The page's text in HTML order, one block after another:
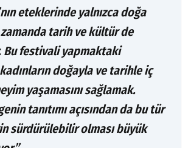
eteklerinde yalnızca doğa
zamanda tarih ve kültür de
Bu festivali yapmaktaki
kadınların doğayla ve tarihle iç
yaşamasını sağlamak.
tanıtımı açısından da bu tür
sürdürülebilir olması büyük